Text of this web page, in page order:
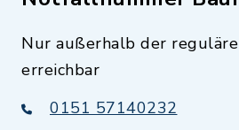
Nur außerhalb der
erreichbar
0151 57140232